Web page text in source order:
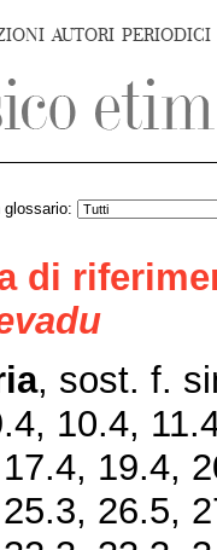
AUTORI PERIODICI
glossario:
di
, sost. f.
10.4,
19.4,
26.5,